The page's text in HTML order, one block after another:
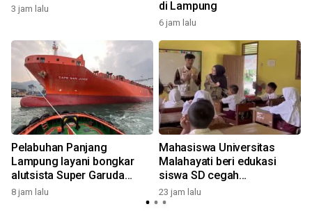
3 jam lalu di Lampung
6 jam lalu
Pelabuhan Panjang
Lampung layani bongkar
alutsista Super Garuda
Shield 2026
8 jam lalu
Mahasiswa Universitas
Malahayati beri edukasi
siswa SD cegah
perundungan
23 jam lalu